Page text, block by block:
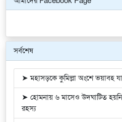
সর্বশেষ
➤ মহাসড়কে কুমিল্লা অংশে ভয়াবহ
➤ হোমনায় ৬ মাসেও উদঘাটিত হয়নি
রহস্য